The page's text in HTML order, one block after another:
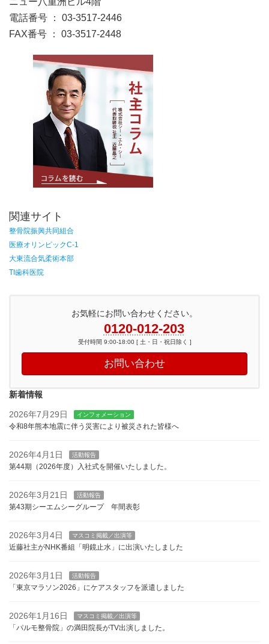
電話番号 ： 03-3517-2446
FAX番号 ： 03-3517-2448
関連サイト
整骨院振興共同組合
医療オリンピックC-1
大東流合気柔術本部
TI歯科医院
お気軽にお問い合わせください。
0120-012-203
受付時間 9:00-18:00 [ 土・日・祝日除く ]
お問い合わせ
新着情報
2026年7月29日 インフォメーション
令和8年熊本地震に伴う災害により被災された皆様へ
2026年4月1日 活動報告
第44期（2026年度）入社式を開催いたしました。
2026年3月21日 活動報告
第43期シーエムシーグループ 年間表彰
2026年3月4日 マスコミ掲載／出演等
近藤社主がNHK番組「明鏡止水」に出演いたしました
2026年3月1日 活動報告
「東京マラソン2026」にケアスタッフを派遣しました
2026年1月16日 マスコミ掲載／出演等
「パルモ整骨院」の満田院長がTV出演しました。